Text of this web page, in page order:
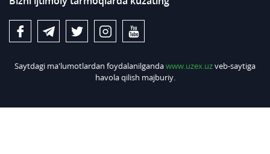
Saytdagi ma'lumotlardan foydalanilgandawww.uzex.uzveb-saytiga
havola qilish majburiy.